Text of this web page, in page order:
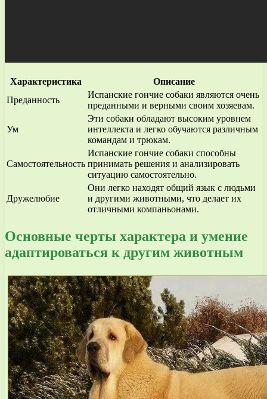
Характеристика
Описание
Преданность
Испанские гончие собаки являются очень
преданными и верными своим хозяевам.
Ум
Эти собаки обладают высоким уровнем
интеллекта и легко обучаются различным
командам и трюкам.
Самостоятельность
Испанские гончие собаки способны
принимать решения и анализировать
ситуацию самостоятельно.
Дружелюбие
Они легко находят общий язык с людьми
и другими животными, что делает их
отличными компаньонами.
Основные черты характера и умение
адаптироваться к другим животным